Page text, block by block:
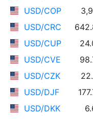
USD/COP
USD/CRC
USD/CUP
USD/CVE
USD/CZK
USD/DJF
USD/DKK